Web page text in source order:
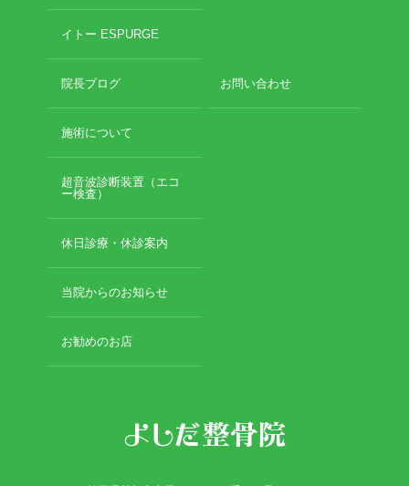
イトー ESPURGE
院長ブログ
施術について
超音波診断装置（エコ
ー検査）
休日診療・休診案内
当院からのお知らせ
お勧めのお店
お問い合わせ